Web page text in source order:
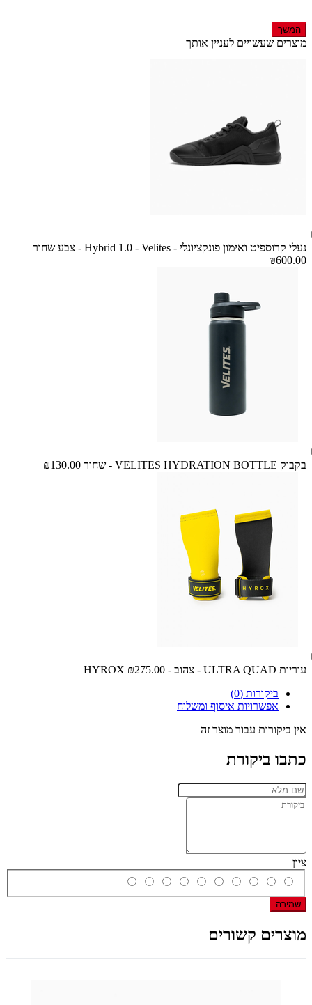
המשך
מוצרים שעשויים לעניין אותך
נעלי קרוספיט ואימון פונקציונלי - Hybrid 1.0 - Velites - צבע שחור
₪600.00
בקבוק VELITES HYDRATION BOTTLE - שחור ₪130.00
עוריות ULTRA QUAD - צהוב - HYROX
₪275.00
ביקורות (0)
אפשרויות איסוף ומשלוח
אין ביקורות עבור מוצר זה
כתבו ביקורת
ציון
שמירה
מוצרים קשורים